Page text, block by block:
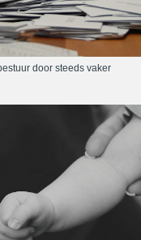
door steeds vaker